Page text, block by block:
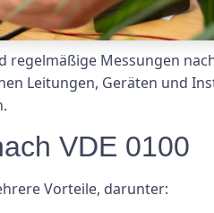
Messungen
Leitungen, Geräten und
VDE 0100
Vorteile, darunter: